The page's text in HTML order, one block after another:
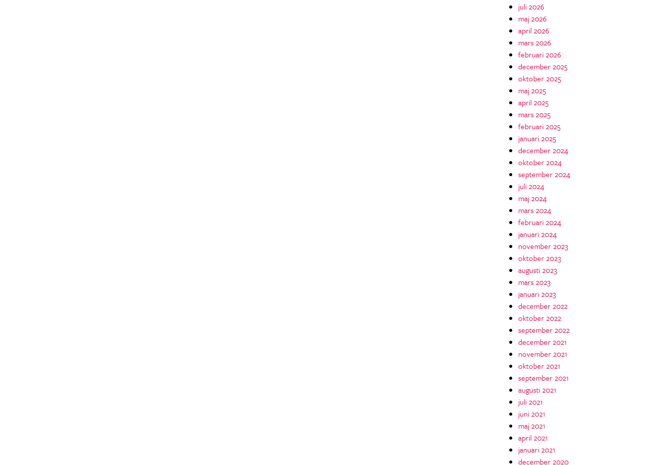
juli 2026
maj 2026
april 2026
mars 2026
februari 2026
december 2025
oktober 2025
maj 2025
april 2025
mars 2025
februari 2025
januari 2025
december 2024
oktober 2024
september 2024
juli 2024
maj 2024
mars 2024
februari 2024
januari 2024
november 2023
oktober 2023
augusti 2023
mars 2023
januari 2023
december 2022
oktober 2022
september 2022
december 2021
november 2021
oktober 2021
september 2021
augusti 2021
juli 2021
juni 2021
maj 2021
april 2021
januari 2021
december 2020